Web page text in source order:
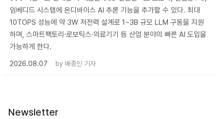
임베디드 시스템에 온디바이스 AI 추론 기능을 추가할 수 있다. 최대
10TOPS 성능에 약 3W 저전력 설계로 1~3B 규모 LLM 구동을 지원
하며, 스마트팩토리·로보틱스·의료기기 등 산업 분야의 빠른 AI 도입을
가능하게 한다.
2026.08.07
by 배종인 기자
Newsletter